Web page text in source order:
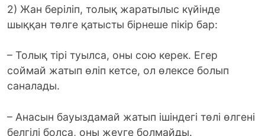
2) Жан беріліп, толық жаратылыс күйінде
шыққан төлге қатысты бірнеше пікір бар:
– Толық тірі туылса, оны сою керек. Егер
соймай жатып өліп кетсе, ол өлексе болып
саналады.
– Анасын бауыздамай жатып ішіндегі төлі өлгені
белгілі болса, оны жеуге болмайды.